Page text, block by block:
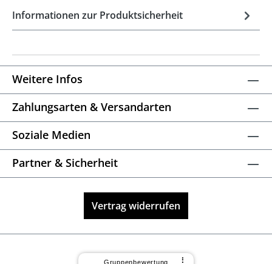
Informationen zur Produktsicherheit
Weitere Infos
Zahlungsarten & Versandarten
Soziale Medien
Partner & Sicherheit
Vertrag widerrufen